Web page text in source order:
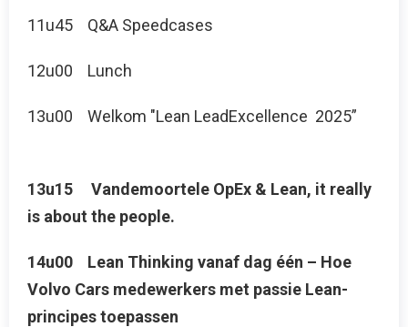
11u45 Q&A Speedcases
12u00 Lunch
13u00 Welkom "Lean LeadExcellence 2025”
13u15 Vandemoortele OpEx & Lean, it really
is about the people.
14u00 Lean Thinking vanaf dag één – Hoe
Volvo Cars medewerkers met passie Lean-
principes toepassen